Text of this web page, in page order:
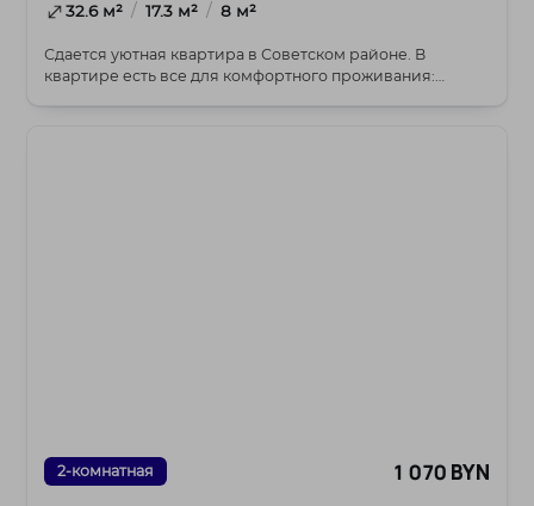
32.6 м² / 17.3 м² / 8 м²
Сдается уютная квартира в Советском районе. В
квартире есть все для комфортного проживания:
2-комнатная 1 070 BYN